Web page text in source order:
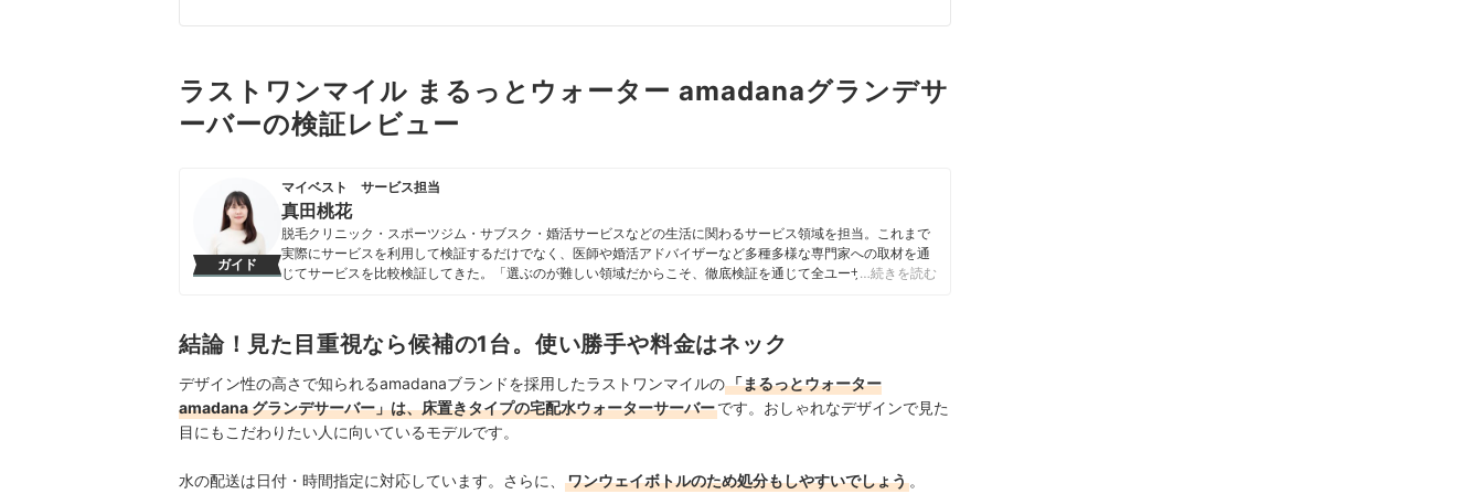
ラストワンマイル まるっとウォーター amadanaグランデサ
ーバーの検証レビュー
ガイド
マイベスト サービス担当
真田桃花
脱毛クリニック・スポーツジム・サブスク・婚活サービスなどの生活に関わるサービス領域を担当。これまで
実際にサービスを利用して検証するだけでなく、医師や婚活アドバイザーなど多種多様な専門家への取材を通
じてサービスを比較検証してきた。「選ぶのが難しい領域だからこそ、徹底検証を通じて全ユーザーが選びや
…続きを読む
結論！見た目重視なら候補の1台。使い勝手や料金はネック
デザイン性の高さで知られるamadanaブランドを採用したラストワンマイルの「まるっとウォーター
amadana グランデサーバー」は、床置きタイプの宅配水ウォーターサーバーです。おしゃれなデザインで見た
目にもこだわりたい人に向いているモデルです。
水の配送は日付・時間指定に対応しています。さらに、 ワンウェイボトルのため処分もしやすいでしょう 。